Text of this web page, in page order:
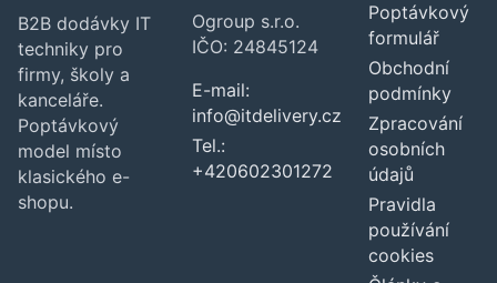
B2B dodávky IT
techniky pro
firmy, školy a
kanceláře.
Poptávkový
model místo
klasického e-
shopu.
Ogroup s.r.o.
IČO: 24845124
E-mail:
info@itdelivery.cz
Tel.:
+420602301272
Poptávkový
formulář
Obchodní
podmínky
Zpracování
osobních
údajů
Pravidla
používání
cookies